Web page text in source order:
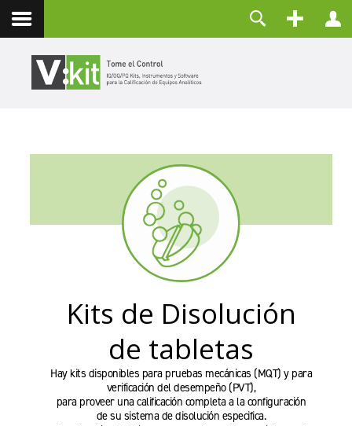
Contacto
Contraseña
¿Olvidó su contraseña?
¿Recordar su usuario?
Crear una cuenta
Kits de Disolución
de tabletas
Hay kits disponibles para pruebas mecánicas (MQT) y para
verificación del desempeño (PVT),
para proveer una calificación completa a la configuración
de su sistema de disolución especifica.